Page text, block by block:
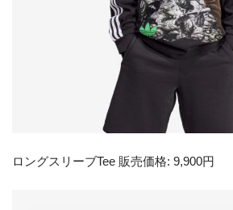
ロングスリーブTee 販売価格: 9,900円